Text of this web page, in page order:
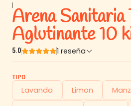
|
Arena Sanitaria
Aglutinante 10
5.0 1 reseña
TIPO
Lavanda Limon